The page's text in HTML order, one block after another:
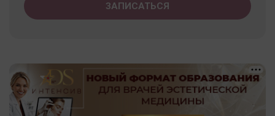
ЗАПИСАТЬСЯ